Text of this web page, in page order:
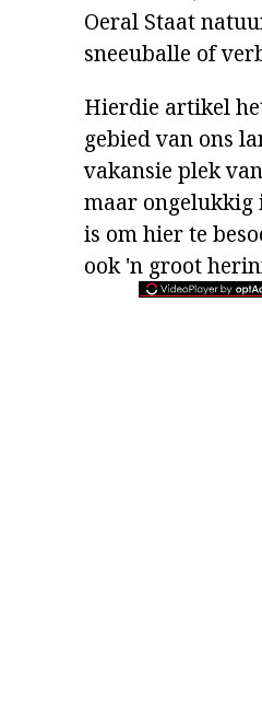
Oeral Staat
sneeuballe of
Hierdie artikel
gebied van ons
vakansie plek
maar ongelukkig
is om hier te
ook 'n groot